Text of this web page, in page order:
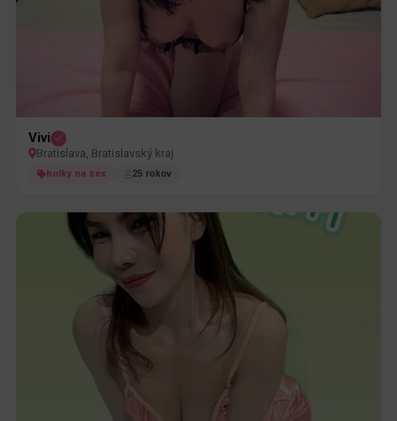
Vivi
Bratislava, Bratislavský kraj
holky na sex 25 rokov